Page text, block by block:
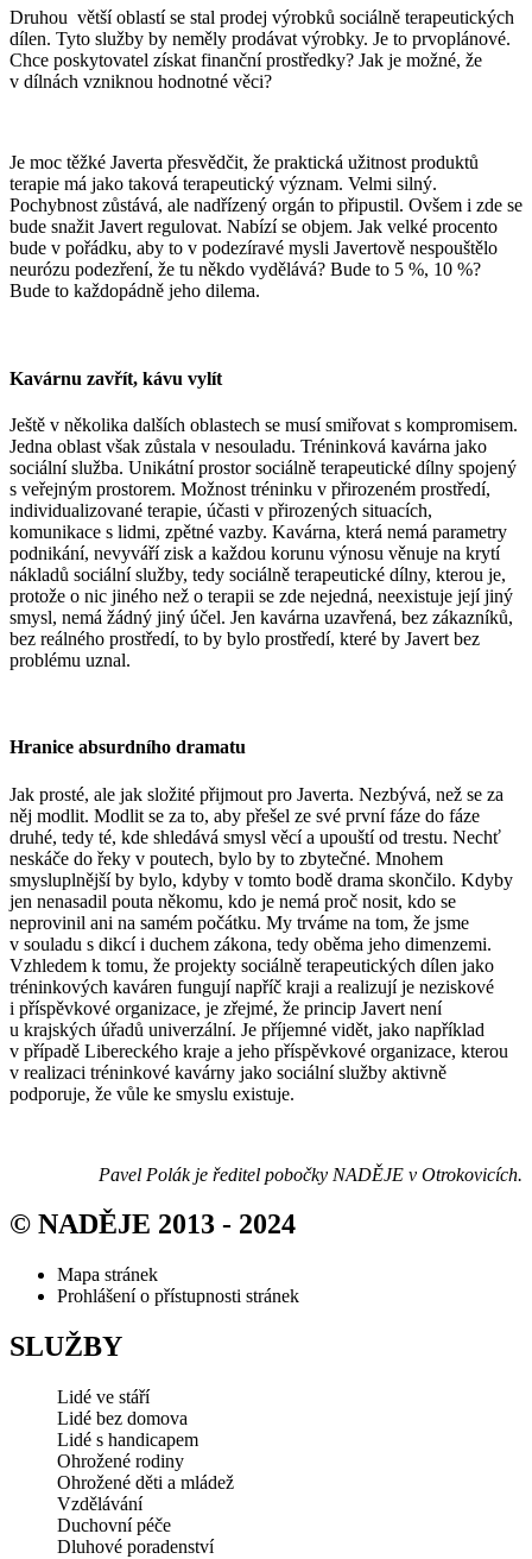
Druhou větší oblastí se stal prodej výrobků sociálně terapeutických
dílen. Tyto služby by neměly prodávat výrobky. Je to prvoplánové.
Chce poskytovatel získat finanční prostředky? Jak je možné, že
v dílnách vzniknou hodnotné věci?
Je moc těžké Javerta přesvědčit, že praktická užitnost produktů
terapie má jako taková terapeutický význam. Velmi silný.
Pochybnost zůstává, ale nadřízený orgán to připustil. Ovšem i zde se
bude snažit Javert regulovat. Nabízí se objem. Jak velké procento
bude v pořádku, aby to v podezíravé mysli Javertově nespouštělo
neurózu podezření, že tu někdo vydělává? Bude to 5 %, 10 %?
Bude to každopádně jeho dilema.
Kavárnu zavřít, kávu vylít
Ještě v několika dalších oblastech se musí smiřovat s kompromisem.
Jedna oblast však zůstala v nesouladu. Tréninková kavárna jako
sociální služba. Unikátní prostor sociálně terapeutické dílny spojený
s veřejným prostorem. Možnost tréninku v přirozeném prostředí,
individualizované terapie, účasti v přirozených situacích,
komunikace s lidmi, zpětné vazby. Kavárna, která nemá parametry
podnikání, nevyváří zisk a každou korunu výnosu věnuje na krytí
nákladů sociální služby, tedy sociálně terapeutické dílny, kterou je,
protože o nic jiného než o terapii se zde nejedná, neexistuje její jiný
smysl, nemá žádný jiný účel. Jen kavárna uzavřená, bez zákazníků,
bez reálného prostředí, to by bylo prostředí, které by Javert bez
problému uznal.
Hranice absurdního dramatu
Jak prosté, ale jak složité přijmout pro Javerta. Nezbývá, než se za
něj modlit. Modlit se za to, aby přešel ze své první fáze do fáze
druhé, tedy té, kde shledává smysl věcí a upouští od trestu. Nechť
neskáče do řeky v poutech, bylo by to zbytečné. Mnohem
smysluplnější by bylo, kdyby v tomto bodě drama skončilo. Kdyby
jen nenasadil pouta někomu, kdo je nemá proč nosit, kdo se
neprovinil ani na samém počátku. My trváme na tom, že jsme
v souladu s dikcí i duchem zákona, tedy oběma jeho dimenzemi.
Vzhledem k tomu, že projekty sociálně terapeutických dílen jako
tréninkových kaváren fungují napříč kraji a realizují je neziskové
i příspěvkové organizace, je zřejmé, že princip Javert není
u krajských úřadů univerzální. Je příjemné vidět, jako například
v případě Libereckého kraje a jeho příspěvkové organizace, kterou
v realizaci tréninkové kavárny jako sociální služby aktivně
podporuje, že vůle ke smyslu existuje.
Pavel Polák je ředitel pobočky NADĚJE v Otrokovicích.
© NADĚJE 2013 - 2024
Mapa stránek
Prohlášení o přístupnosti stránek
SLUŽBY
Lidé ve stáří
Lidé bez domova
Lidé s handicapem
Ohrožené rodiny
Ohrožené děti a mládež
Vzdělávání
Duchovní péče
Dluhové poradenství